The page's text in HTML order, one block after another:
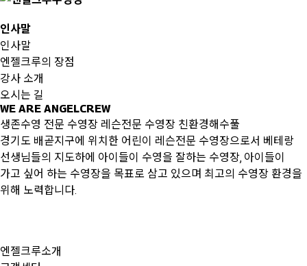
인사말
인사말
엔젤크루의 장점
강사 소개
오시는 길
WE ARE ANGELCREW
생존수영 전문 수영장 레슨전문 수영장 친환경해수풀
경기도 배곧지구에 위치한 어린이 레슨전문 수영장으로서 베테랑
선생님들의 지도하에 아이들이 수영을 잘하는 수영장, 아이들이
가고 싶어 하는 수영장을 목표로 삼고 있으며 최고의 수영장 환경을
위해 노력합니다.
엔젤크루소개